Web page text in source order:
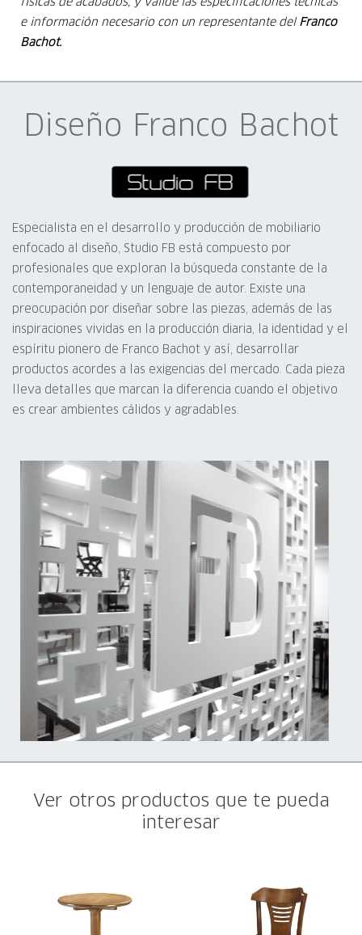
e información necesario con un representante delFranco
Bachot.
Diseño Franco Bachot
Especialista en el desarrollo y producción de mobiliario
enfocado al diseño, Studio FB está compuesto por
profesionales que exploran la búsqueda constante de la
contemporaneidad y un lenguaje de autor. Existe una
preocupación por diseñar sobre las piezas, además de las
inspiraciones vividas en la producción diaria, la identidad y el
espíritu pionero de Franco Bachot y así, desarrollar
productos acordes a las exigencias del mercado. Cada pieza
lleva detalles que marcan la diferencia cuando el objetivo
es crear ambientes cálidos y agradables.
Ver otros productos que te pueda
interesar